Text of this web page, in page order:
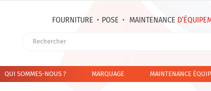
FOURNITURE • POSE • MAINTENANCE
QUI SOMMES-NOUS ? MARQUAGE MAINTENANCE